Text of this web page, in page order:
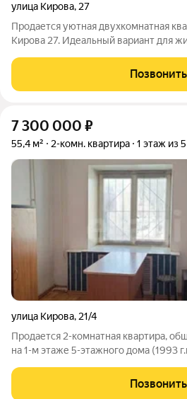
улица Кирова, 27
Продается уютная двухкомнатная
Кирова 27. Идеальный вариант для
Выполнен свежий косметический
договоренности.
Позвонить
7 300 000 ₽
55,4 м² 2-комн. квартира 1 этаж из 5
улица Кирова, 21/4
Продается 2-комнатная квартира,
на 1-м этаже 5-этажного дома (1993
расположение с отличными
предложение для бизнеса
Позвонить